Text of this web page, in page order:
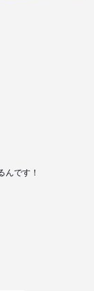
んです！